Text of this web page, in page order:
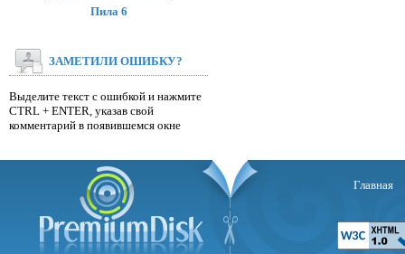
Пила 6
ЗАМЕТИЛИ ОШИБКУ?
Выделите текст с ошибкой и нажмите
CTRL + ENTER, указав свой
комментарий в появившемся окне
Главная